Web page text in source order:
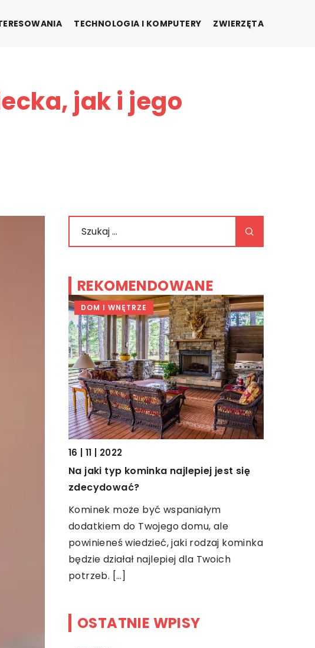
TECHNOLOGIA I KOMPUTERY ZWIERZĘTA
jak i jego
REKOMENDOWANE
DOM I WNĘTRZE
16 | 11 | 2022
Na jaki typ kominka najlepiej jest się
zdecydować?
Kominek może być wspaniałym
dodatkiem do Twojego domu, ale
powinieneś wiedzieć, jaki rodzaj kominka
będzie działał najlepiej dla Twoich
potrzeb. […]
OSTATNIE WPISY